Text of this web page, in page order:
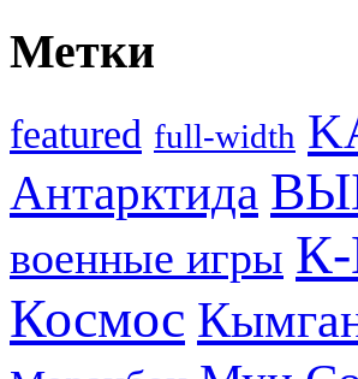
Метки
featured full-width
Антарктида
военные игры
Космос